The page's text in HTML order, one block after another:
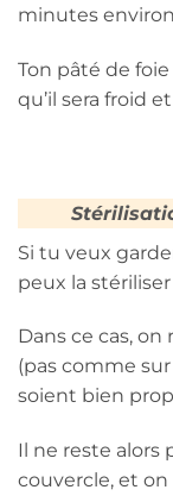
minutes
Ton pâté de
qu’il sera froid
Si tu veux
peux la
Dans ce cas,
(pas comme
soient bien
Il ne reste alors
couvercle, et